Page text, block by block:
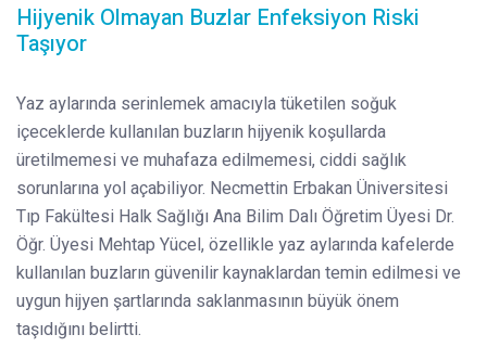
Hijyenik Olmayan Buzlar Enfeksiyon Riski
Taşıyor
Yaz aylarında serinlemek amacıyla tüketilen soğuk
içeceklerde kullanılan buzların hijyenik koşullarda
üretilmemesi ve muhafaza edilmemesi, ciddi sağlık
sorunlarına yol açabiliyor. Necmettin Erbakan Üniversitesi
Tıp Fakültesi Halk Sağlığı Ana Bilim Dalı Öğretim Üyesi Dr.
Öğr. Üyesi Mehtap Yücel, özellikle yaz aylarında kafelerde
kullanılan buzların güvenilir kaynaklardan temin edilmesi ve
uygun hijyen şartlarında saklanmasının büyük önem
taşıdığını belirtti.